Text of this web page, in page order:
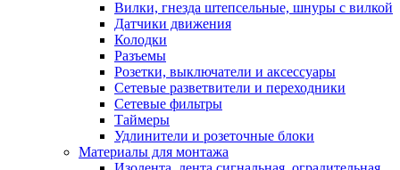
Вилки, гнезда штепсельные, шнуры с вилкой
Датчики движения
Колодки
Разъемы
Розетки, выключатели и аксессуары
Сетевые разветвители и переходники
Сетевые фильтры
Таймеры
Удлинители и розеточные блоки
Материалы для монтажа